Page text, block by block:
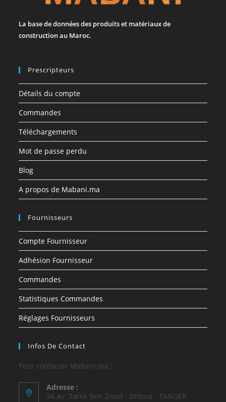
La base de données des produits et matériaux de
construction au Maroc.
Prescripteurs
Détails du compte
Commandes
Téléchargements
Mot de passe perdu
Blog
A propos de Mabani.ma
Fournisseurs
Compte Fournisseur
Adhésion Fournisseur
Commandes
Statistiques Commandes
Réglages Fournisseurs
Infos De Contact
Pour contacter Mabani.ma :
Adresse :
34 Av. Tarek Ben Ziyad - Drissia - TANGER